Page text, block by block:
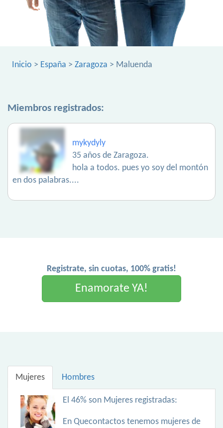
Inicio > España > Zaragoza > Maluenda
Miembros registrados:
mykydyly
35 años de Zaragoza.
hola a todos. pues yo soy del montón
en dos palabras....
Registrate, sin cuotas, 100% gratis!
Enamorate YA!
Mujeres Hombres
El 46% son Mujeres registradas:
En Quecontactos tenemos mujeres de